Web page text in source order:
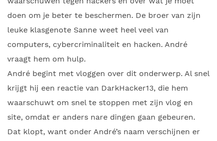
doen om je beter te beschermen. De broer van zijn
leuke klasgenote Sanne weet heel veel van
computers, cybercriminaliteit en hacken. André
vraagt hem om hulp.
André begint met vloggen over dit onderwerp. Al snel
krijgt hij een reactie van DarkHacker13, die hem
waarschuwt om snel te stoppen met zijn vlog en
site, omdat er anders nare dingen gaan gebeuren.
Dat klopt, want onder André’s naam verschijnen er